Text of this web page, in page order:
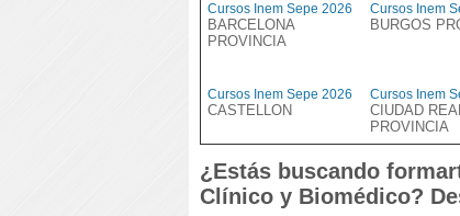
Cursos Inem Sepe 2026
BARCELONA
PROVINCIA
Cursos Inem
BURGOS
Cursos Inem Sepe 2026
CASTELLON
Cursos Inem
CIUDAD
PROVINCIA
¿Estás buscando
Clínico y Biomédico?